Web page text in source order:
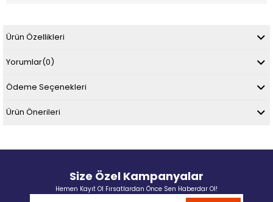
Ürün Özellikleri
Yorumlar(0)
Ödeme Seçenekleri
Ürün Önerileri
Size Özel Kampanyalar
Hemen Kayıt Ol Fırsatlardan Önce Sen Haberdar Ol!